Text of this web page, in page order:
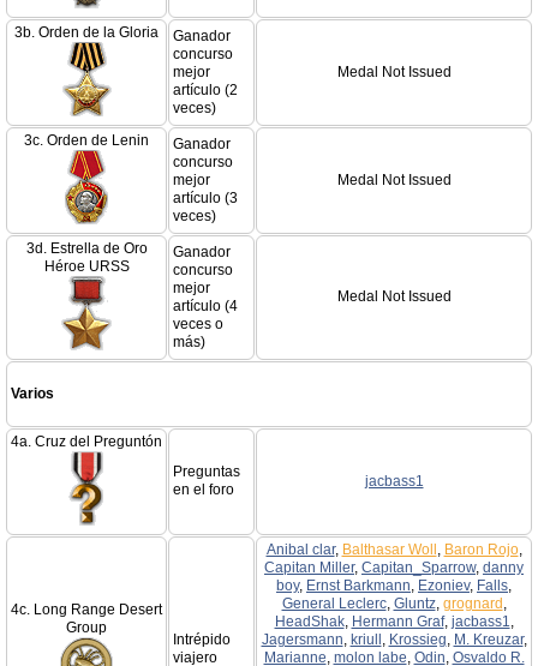
3b. Orden de la Gloria
Ganador
concurso
mejor
artículo (2
veces)
Medal Not Issued
3c. Orden de Lenin
Ganador
concurso
mejor
artículo (3
veces)
Medal Not Issued
3d. Estrella de Oro
Héroe URSS
Ganador
concurso
mejor
artículo (4
veces o
más)
Medal Not Issued
Varios
4a. Cruz del Preguntón
Preguntas
en el foro
jacbass1
4c. Long Range Desert
Group
Intrépido
viajero
Anibal clar, Balthasar Woll , Baron Rojo,
Capitan Miller, Capitan_Sparrow, danny
boy, Ernst Barkmann, Ezoniev, Falls,
General Leclerc, Gluntz, grognard ,
HeadShak, Hermann Graf, jacbass1,
Jagersmann, kriull , Krossieg, M. Kreuzar,
Marianne, molon labe, Odin, Osvaldo R.